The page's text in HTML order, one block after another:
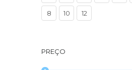
8 10 12
PREÇO